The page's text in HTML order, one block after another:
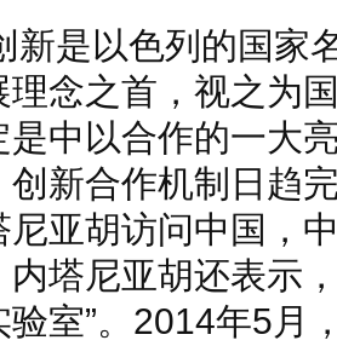
新是以色列的国家
理念之首，视之为
是中以合作的一大
创新合作机制日趋
尼亚胡访问中国，
内塔尼亚胡还表示
验室”。2014年5月